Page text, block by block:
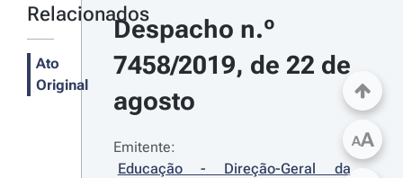
Relacionados
Ato
Original
Despacho n.º
7458/2019, de 22 de
agosto
Emitente:
Educação - Direção-Geral da
AA